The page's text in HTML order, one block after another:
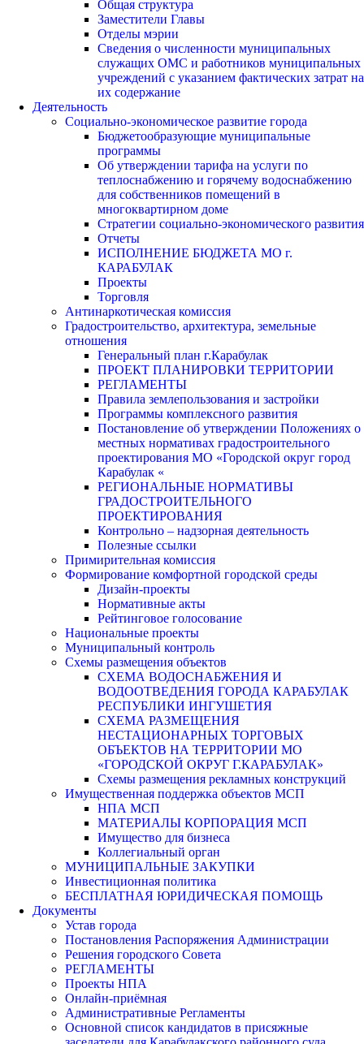
Общая структура
Заместители Главы
Отделы мэрии
Сведения о численности муниципальных
служащих ОМС и работников муниципальных
учреждений с указанием фактических затрат на
их содержание
Деятельность
Социально-экономическое развитие города
Бюджетообразующие муниципальные
программы
Об утверждении тарифа на услуги по
теплоснабжению и горячему водоснабжению
для собственников помещений в
многоквартирном доме
Стратегии социально-экономического развития
Отчеты
ИСПОЛНЕНИЕ БЮДЖЕТА МО г.
КАРАБУЛАК
Проекты
Торговля
Антинаркотическая комиссия
Градостроительство, архитектура, земельные
отношения
Генеральный план г.Карабулак
ПРОЕКТ ПЛАНИРОВКИ ТЕРРИТОРИИ
РЕГЛАМЕНТЫ
Правила землепользования и застройки
Программы комплексного развития
Постановление об утверждении Положениях о
местных нормативах градостроительного
проектирования МО «Городской округ город
Карабулак «
РЕГИОНАЛЬНЫЕ НОРМАТИВЫ
ГРАДОСТРОИТЕЛЬНОГО
ПРОЕКТИРОВАНИЯ
Контрольно – надзорная деятельность
Полезные ссылки
Примирительная комиссия
Формирование комфортной городской среды
Дизайн-проекты
Нормативные акты
Рейтинговое голосование
Национальные проекты
Муниципальный контроль
Схемы размещения объектов
СХЕМА ВОДОСНАБЖЕНИЯ И
ВОДООТВЕДЕНИЯ ГОРОДА КАРАБУЛАК
РЕСПУБЛИКИ ИНГУШЕТИЯ
СХЕМА РАЗМЕЩЕНИЯ
НЕСТАЦИОНАРНЫХ ТОРГОВЫХ
ОБЪЕКТОВ НА ТЕРРИТОРИИ МО
«ГОРОДСКОЙ ОКРУГ Г.КАРАБУЛАК»
Схемы размещения рекламных конструкций
Имущественная поддержка объектов МСП
НПА МСП
МАТЕРИАЛЫ КОРПОРАЦИЯ МСП
Имущество для бизнеса
Коллегиальный орган
МУНИЦИПАЛЬНЫЕ ЗАКУПКИ
Инвестиционная политика
БЕСПЛАТНАЯ ЮРИДИЧЕСКАЯ ПОМОЩЬ
Документы
Устав города
Постановления Распоряжения Администрации
Решения городского Совета
РЕГЛАМЕНТЫ
Проекты НПА
Онлайн-приёмная
Административные Регламенты
Основной список кандидатов в присяжные